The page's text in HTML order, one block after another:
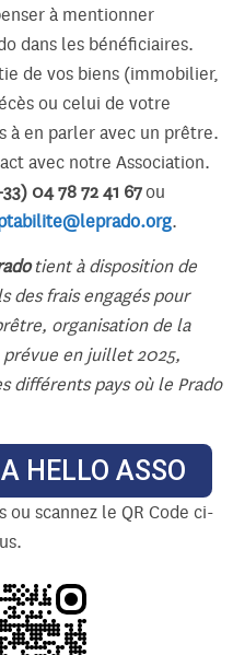
à mentionner
dans les bénéficiaires.
de vos biens (immobilier,
ou celui de votre
à en parler avec un prêtre.
avec notre Association.
04 78 72 41 67ou
.
tient à disposition de
des frais engagés pour
organisation de la
en juillet 2025,
différents pays où le Prado
HELLO ASSO
scannez le QR Code ci-